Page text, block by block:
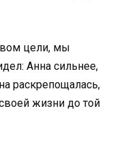
цели, мы
Анна сильнее,
раскрепощалась,
жизни до той